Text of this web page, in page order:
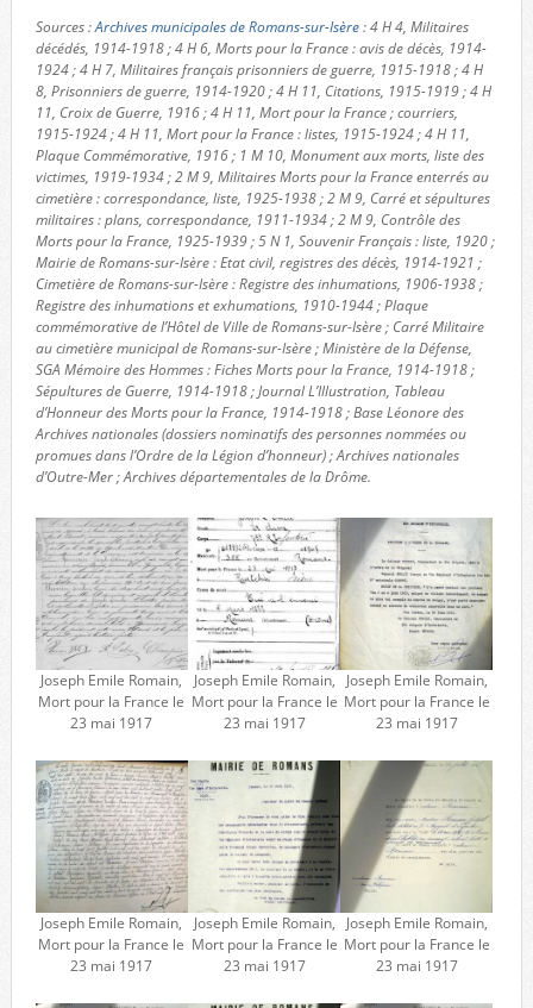
Sources :Archives municipales de Romans-sur-Isère: 4 H 4, Militaires
décédés, 1914-1918 ; 4 H 6, Morts pour la France : avis de décès, 1914-
1924 ; 4 H 7, Militaires français prisonniers de guerre, 1915-1918 ; 4 H
8, Prisonniers de guerre, 1914-1920 ; 4 H 11, Citations, 1915-1919 ; 4 H
11, Croix de Guerre, 1916 ; 4 H 11, Mort pour la France ; courriers,
1915-1924 ; 4 H 11, Mort pour la France : listes, 1915-1924 ; 4 H 11,
Plaque Commémorative, 1916 ; 1 M 10, Monument aux morts, liste des
victimes, 1919-1934 ; 2 M 9, Militaires Morts pour la France enterrés au
cimetière : correspondance, liste, 1925-1938 ; 2 M 9, Carré et sépultures
militaires : plans, correspondance, 1911-1934 ; 2 M 9, Contrôle des
Morts pour la France, 1925-1939 ; 5 N 1, Souvenir Français : liste, 1920 ;
Mairie de Romans-sur-Isère : Etat civil, registres des décès, 1914-1921 ;
Cimetière de Romans-sur-Isère : Registre des inhumations, 1906-1938 ;
Registre des inhumations et exhumations, 1910-1944 ; Plaque
commémorative de l’Hôtel de Ville de Romans-sur-Isère ; Carré Militaire
au cimetière municipal de Romans-sur-Isère ; Ministère de la Défense,
SGA Mémoire des Hommes : Fiches Morts pour la France, 1914-1918 ;
Sépultures de Guerre, 1914-1918 ; Journal L’Illustration, Tableau
d’Honneur des Morts pour la France, 1914-1918 ; Base Léonore des
Archives nationales (dossiers nominatifs des personnes nommées ou
promues dans l’Ordre de la Légion d’honneur) ; Archives nationales
d’Outre-Mer ; Archives départementales de la Drôme.
Joseph Emile Romain,
Mort pour la France le
23 mai 1917
Joseph Emile Romain,
Mort pour la France le
23 mai 1917
Joseph Emile Romain,
Mort pour la France le
23 mai 1917
Joseph Emile Romain,
Mort pour la France le
23 mai 1917
Joseph Emile Romain,
Mort pour la France le
23 mai 1917
Joseph Emile Romain,
Mort pour la France le
23 mai 1917